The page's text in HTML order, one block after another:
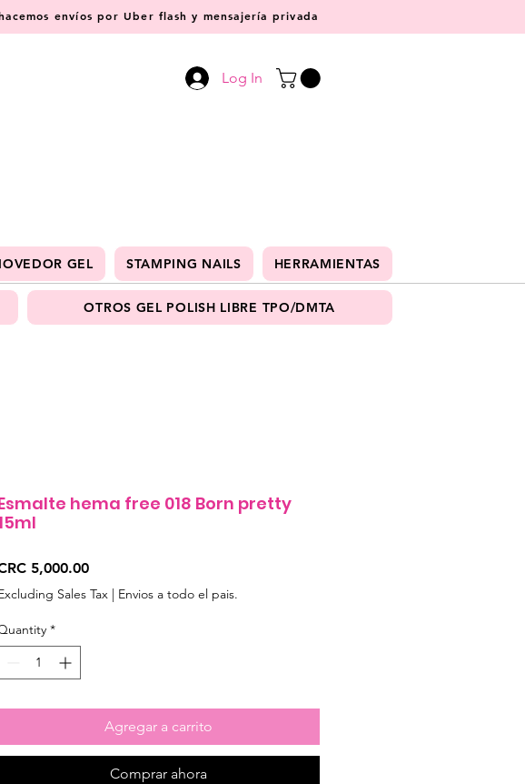
envíos por Uber flash y mensajería privada
Log In
GEL STAMPING NAILS HERRAMIENTAS
OTROS GEL POLISH LIBRE TPO/DMTA
hema free 018 Born pretty
5,000.00Price
Sales Tax| Envios a todo el pais.
*
Agregar a carrito
Comprar ahora